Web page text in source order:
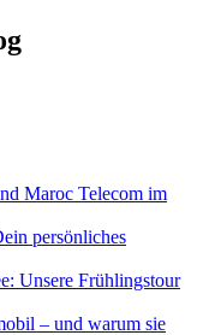
Maroc Telecom im
persönliches
Unsere Frühlingstour
– und warum sie